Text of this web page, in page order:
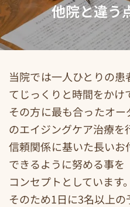
他院と違う
当院では一人ひとりの患
てじっくりと時間をかけ
その方に最も合ったオー
のエイジングケア治療を
信頼関係に基いた長いお
できるように努める事を
コンセプトとしています。
そのため1日に3名以上の